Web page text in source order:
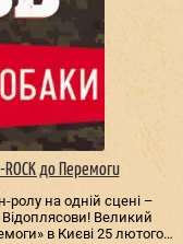
до Перемоги
ролу на одній сцені –
Великий
в Києві 25 лютого…